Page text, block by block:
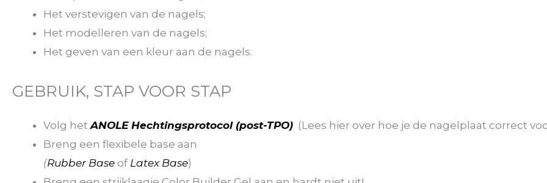
Het verstevigen van de nagels;
Het modelleren van de nagels;
Het geven van een kleur aan de nagels.
GEBRUIK, STAP VOOR STAP
Volg hetANOLE Hechtingsprotocol (post-TPO) (Lees hier over hoe je de nagelplaat correct
Breng een flexibele base aan
(Rubber Base of Latex Base)